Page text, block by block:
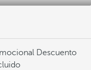
Descuento